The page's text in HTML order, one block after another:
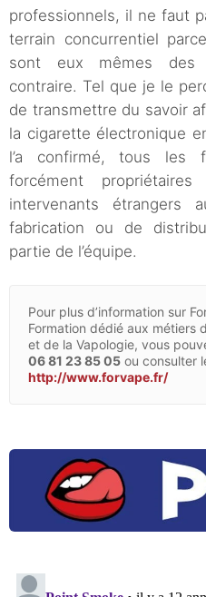
professionnels, il ne faut
terrain concurrentiel
sont eux mêmes des
contraire. Tel que je le
de transmettre du savoir
la cigarette électronique
l’a confirmé, tous les
forcément
intervenants étrangers
fabrication ou de
partie de l’équipe.
Pour plus d’information sur
Formation dédié aux métiers
et de la Vapologie, vous
06 81 23 85 05 ou consulter
http://www.forvape.fr/